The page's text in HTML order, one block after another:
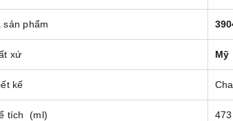
sản phẩm
xứ Mỹ
kế
tích (ml) 473